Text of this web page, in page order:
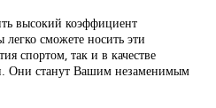
высокий коэффициент
сможете носить эти
спортом, так и в качестве
Они станут Вашим незаменимым